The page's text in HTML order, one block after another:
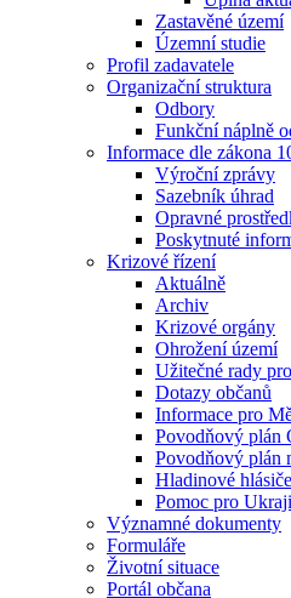
Zastavěné území
Územní studie
Profil zadavatele
Organizační struktura
Odbory
Funkční náplně
Informace dle zákona
Výroční zprávy
Sazebník úhrad
Opravné
Poskytnuté
Krizové řízení
Aktuálně
Archiv
Krizové orgány
Ohrožení území
Užitečné rady
Dotazy občanů
Informace pro
Povodňový plán
Povodňový plán
Hladinové hlásiče
Pomoc pro
Významné dokumenty
Formuláře
Životní situace
Portál občana